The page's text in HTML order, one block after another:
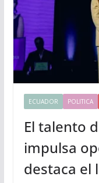
ECUADOR POLITICA
El talento
impulsa
destaca el